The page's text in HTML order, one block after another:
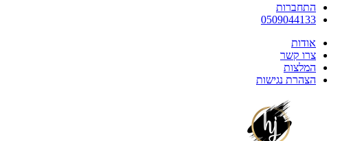
התחברות
0509044133
אודות
צרו קשר
המלצות
הצהרת נגישות